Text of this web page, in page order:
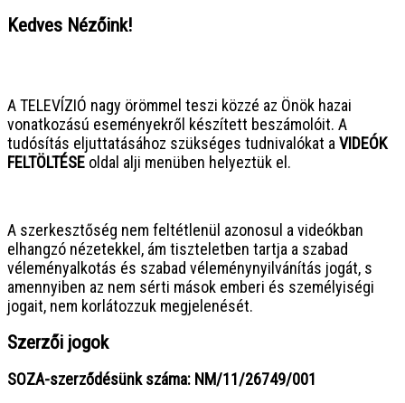
Kedves Nézőink!
A TELEVÍZIÓ nagy örömmel teszi közzé az Önök hazai
vonatkozású eseményekről készített beszámolóit. A
tudósítás eljuttatásához szükséges tudnivalókat a VIDEÓK
FELTÖLTÉSE oldal alji menüben helyeztük el.
A szerkesztőség nem feltétlenül azonosul a videókban
elhangzó nézetekkel, ám tiszteletben tartja a szabad
véleményalkotás és szabad véleménynyilvánítás jogát, s
amennyiben az nem sérti mások emberi és személyiségi
jogait, nem korlátozzuk megjelenését.
Szerzői jogok
SOZA-szerződésünk száma: NM/11/26749/001